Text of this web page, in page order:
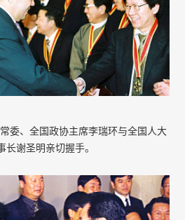
委、全国政协主席李瑞环与全国人大
长谢圣明亲切握手。